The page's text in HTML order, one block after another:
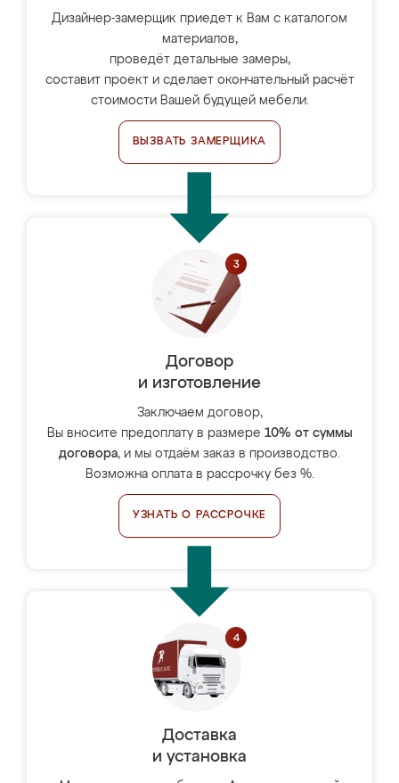
Дизайнер-замерщик приедет к Вам с каталогом
материалов,
проведёт детальные замеры,
составит проект и сделает окончательный расчёт
стоимости Вашей будущей мебели.
ВЫЗВАТЬ ЗАМЕРЩИКА
Договор
и изготовление
Заключаем договор,
Вы вносите предоплату в размере 10% от суммы
договора, и мы отдаём заказ в производство.
Возможна оплата в рассрочку без %.
УЗНАТЬ О РАССРОЧКЕ
Доставка
и установка